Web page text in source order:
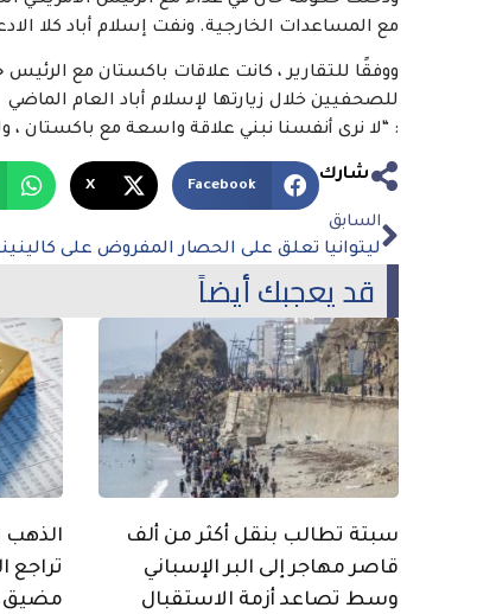
مع المساعدات الخارجية. ونفت إسلام أباد كلا
ووفقًا للتقارير ، كانت علاقات باكستان مع الرئيس
للصحفيين خلال زيارتها لإسلام أباد العام الماضي
: “لا نرى أنفسنا نبني علاقة واسعة مع باكستان ،
شارك
Facebook
X
السابق
قد يعجبك أيضاً
سبتة تطالب بنقل أكثر من ألف
قاصر مهاجر إلى البر الإسباني
وسط تصاعد أزمة الاستقبال
تراجع
مضيق